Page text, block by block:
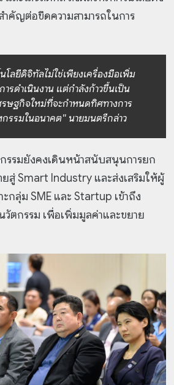
คัญต่อขีดความสามารถในการ
โลยีดิจิทัลไม่ใช่เพียงเครื่องมือเพิ่ม
รดำเนินงาน แต่กำลังก้าวขึ้นเป็น
รษฐกิจใหม่ที่จะกำหนดทิศทางการ
รรมในอนาคต" นายมนตรีกล่าว
รรมยังคงเดินหน้าสนับสนุนการยก
สู่ Smart Industry และส่งเสริมให้ผู้
กลุ่ม SME และ Startup เข้าถึง
ตกรรม เพื่อเพิ่มมูลค่าและขยาย